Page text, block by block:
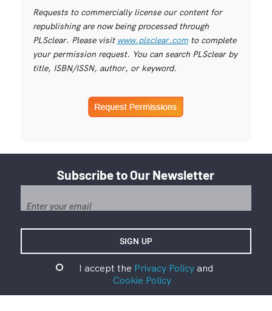
Requests to commercially license our content for
republishing are now being processed through
PLSclear. Please visit www.plsclear.comto complete
your permission request. You can search PLSclear by
title, ISBN/ISSN, author, or keyword.
Subscribe to Our Newsletter
I accept the Privacy Policyand
Cookie Policy